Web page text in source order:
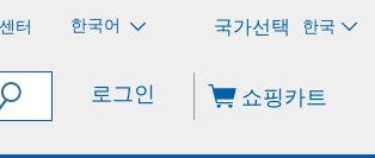
터 한국어 한국
로그인 쇼핑카트